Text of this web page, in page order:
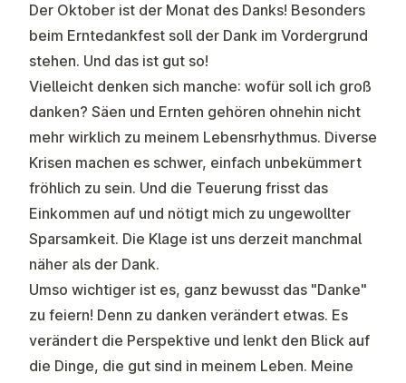
Der Oktober ist der Monat des Danks! Besonders
beim Erntedankfest soll der Dank im Vordergrund
stehen. Und das ist gut so!
Vielleicht denken sich manche: wofür soll ich groß
danken? Säen und Ernten gehören ohnehin nicht
mehr wirklich zu meinem Lebensrhythmus. Diverse
Krisen machen es schwer, einfach unbekümmert
fröhlich zu sein. Und die Teuerung frisst das
Einkommen auf und nötigt mich zu ungewollter
Sparsamkeit. Die Klage ist uns derzeit manchmal
näher als der Dank.
Umso wichtiger ist es, ganz bewusst das "Danke"
zu feiern! Denn zu danken verändert etwas. Es
verändert die Perspektive und lenkt den Blick auf
die Dinge, die gut sind in meinem Leben. Meine